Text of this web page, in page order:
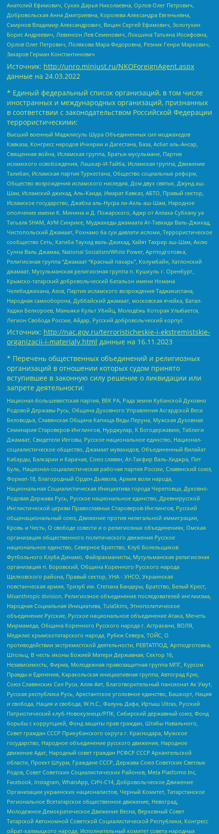
Анатолий Ефимович, Сухих Дарья Николаевна, Орлов Олег Петрович,
Добровольская Анна Дмитриевна, Королева Александра Евгеньевна,
Смирнов Владимир Александрович, Вицин Сергей Ефимович, Золотухин
Борис Андреевич, Левинсон Лев Семенович, Локшина Татьяна Иосифовна,
Орлов Олег Петрович, Полякова Мара Федоровна, Резник Генри Маркович,
Захаров Герман Константинович
Источник: http://unro.minjust.ru/NKOForeignAgent.aspx
данные на 24.03.2022
* Единый федеральный список организаций, в том числе
иностранных и международных организаций, признанных
в соответствии с законодательством Российской Федерации
террористическими:
Высший военный Маджлисуль Шура Объединенных сил моджахедов
Кавказа, Конгресс народов Ичкерии и Дагестана, База, Асбат аль-Ансар,
Священная война, Исламская группа, Братья-мусульмане, Партия
исламского освобождения, Лашкар-И-Тайба, Исламская группа, Движение
Талибан, Исламская партия Туркестана, Общество социальных реформ,
Общество возрождения исламского наследия, Дом двух святых, Джунд аш-
Шам, Исламский джихад, Аль-Каида, Имарат Кавказ, АБТО, Правый сектор,
Исламское государство, Джабха аль-Нусра ли-Ахль аш-Шам, Народное
ополчение имени К. Минина и Д. Пожарского, Аджр от Аллаха Субхану уа
Тагьаля SHAM, АУМ Синрике, Муджахеды джамаата Ат-Тавхида Валь-Джихад,
Чистопольский Джамаат, Рохнамо ба суи давлати исломи, Террористическое
сообщество Сеть, Катиба Таухид валь-Джихад, Хайят Тахрир аш-Шам, Ахлю
Сунна Валь Джамаа, National Socialism/White Power, Артподготовка,
Религиозная группа “Джамаат “Красный пахарь”, Колумбайн, Хатлонский
джамаат, Мусульманская религиозная группа п. Кушкуль г. Оренбург,
Крымско-татарский добровольческий батальон имени Номана
Челебиджихана, Азов, Партия исламского возрождения Таджикистана,
Народная самооборона, Дуббайский джамаат, московская ячейка, Батал-
Хаджи Белхороев, Маньяки Культ Убийц, Молодёжь Которая Улыбается,
Легион Свобода России, Айдар, Русский добровольческий корпус
Источник: http://nac.gov.ru/terroristicheskie-i-ekstremistskie-
organizacii-i-materialy.html данные на 16.11.2023
* Перечень общественных объединений и религиозных
организаций в отношении которых судом принято
вступившее в законную силу решение о ликвидации или
запрете деятельности:
Национал-большевистская партия, ВЕК РА, Рада земли Кубанской Духовно
Родовой Державы Русь, Община Духовного Управления Асгардской Веси
Беловодья, Славянская Община Капища Веды Перуна, Мужская Духовная
Семинария Староверов-Инглингов, Нурджулар, К Богодержавию, Таблиги
Джамаат, Свидетели Иеговы, Русское национальное единство, Национал-
социалистическое общество, Джамаат мувахидов, Объединенный Вилайат
Кабарды, Балкарии и Карачая, Союз славян, Ат-Такфир Валь-Хиджра, Пит
Буль, Национал-социалистическая рабочая партия России, Славянский союз,
Формат-18, Благородный Орден Дьявола, Армия воли народа,
Национальная Социалистическая Инициатива города Череповца, Духовно-
Родовая Держава Русь, Русское национальное единство, Древнерусской
Инглистической церкви Православных Староверов-Инглингов, Русский
общенациональный союз, Движение против нелегальной иммиграции,
Кровь и Честь, О свободе совести и о религиозных объединениях, Омская
организация общественного политического движения Русское
национальное единство, Северное Братство, Клуб Болельщиков
Футбольного Клуба Динамо, Файзрахманисты, Мусульманская религиозная
организация п. Боровский, Община Коренного Русского народа
Щелковского района, Правый сектор, УНА - УНСО, Украинская
повстанческая армия, Тризуб им. Степана Бандеры, Братство, Белый Крест,
Misanthropic division, Религиозное объединение последователей инглиизма,
Народная Социальная Инициатива, TulaSkins, Этнополитическое
объединение Русские, Русское национальное объединение Атака, Мечеть
Мирмамеда, Община Коренного Русского народа г. Астрахани, ВОЛЯ,
Меджлис крымскотатарского народа, Рубеж Севера, ТОЙС, О
противодействии экстремистской деятельности, РЕВТАТПОД, Артподготовка,
Штольц, В честь иконы Божией Матери Державная, Сектор 16,
Независимость, Фирма, Молодежная правозащитная группа МПГ, Курсом
Правды и Единения, Каракольская инициативная группа, Автоград Крю,
Союз Славянских Сил Руси, Алля-Аят, Благотворительный пансионат Ак Умут,
Русская республика Русь, Арестантское уголовное единство, Башкорт, Нация
и свобода, Нация и свобода, W.H.С., Фалунь Дафа, Иртыш Ultras, Русский
Патриотический клуб-Новокузнецк/РПК, Сибирский державный союз, Фонд
борьбы с коррупцией, Фонд защиты прав граждан, Штабы Навального,
Совет граждан СССР Прикубанского округа г. Краснодара, Мужское
государство, Народное объединение русского движения, Народное
движение Адат, Народный совет граждан РСФСР СССР Архангельской
области, Проект Штурм, Граждане СССР, Держава Союз Советских Светлых
Родов, Совет Советских Социалистических Районов, Meta Platforms Inc,
Facebook, Instagram, WhatsApp, СИЧ-С14, Добровольческое Движение
Организации украинских националистов, Черный Комитет, Татарстанское
Региональное Всетатарское общественное движение, Невоград,
Молодежное Демократическое Движение Весна, Верховный Совет
Татарской Автономной Советской Социалистической Республики, Конгресс
ойрат-калмыцкого народа, Исполнительный комитет совета народных